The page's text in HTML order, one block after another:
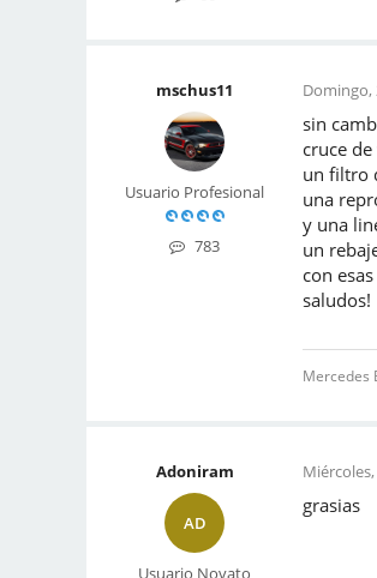
mschus11
Usuario Profesional
783
Domingo,
sin
cruce
un filtro
una
y una
un
con
saludos!
Mercedes
Adoniram
AD
Usuario Novato
grasias